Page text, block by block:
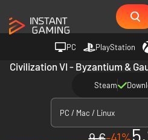
PC PlayStation
Civilization VI - Byzantium &
Steam
PC / Mac / Linux